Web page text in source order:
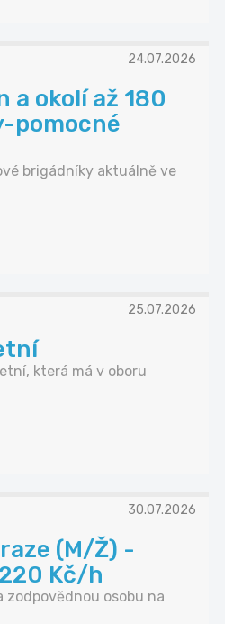
24.07.2026
a okolí až 180
pomocné
brigádníky aktuálně ve
25.07.2026
která má v oboru
30.07.2026
(M/Ž) -
Kč/h
zodpovědnou osobu na